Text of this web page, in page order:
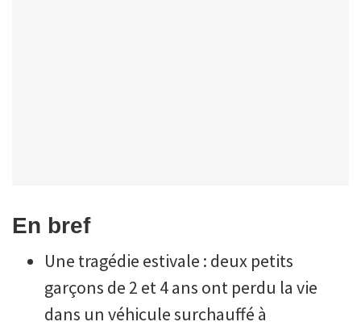
En bref
Une tragédie estivale : deux petits
garçons de 2 et 4 ans ont perdu la vie
dans un véhicule surchauffé à